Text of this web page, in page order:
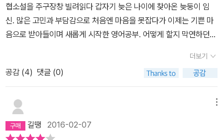
협소설을 주구장창 빌려읽다 갑자기 늦은 나이에 찾아온 늦둥이 임
신. 많은 고민과 부담감으로 처음엔 마음을 못잡다가 이제는 기쁜 마
음으로 받아들이며 새롭게 시작한 영어공부. 어떻게 할지 막연하던
에 매진하고 있어요. 일하기도 바쁜 남편이지만 매일 출퇴근버스에
서, 회사 점심먹고 짬을 내어 그리고 집에 오는 길에서, 잠들기전... 참
열심히도 하네요. 이 책이 영어 기본도 안되는 우리남편에게 용기와
희망과 의욕을 주는 것을 보고 정말 인터넷강의와 책의 고마움을 느
다. 어렵게만 느껴지던 영어를 쉽게 누구나 배울수 있게 만들어주셔
더보기
공감 (4) 댓글 (0)
길땡 2016-02-07